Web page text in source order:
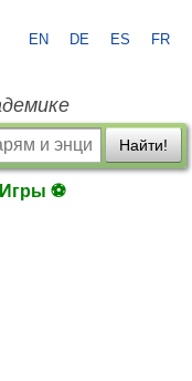
EN DE ES FR
Найти!
Игры ⚽